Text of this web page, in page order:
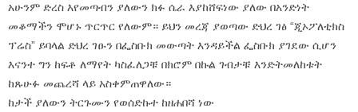
አሁንም ድረስ እየመጣብን ያለውን ክፉ ሴራ እያከሸፍነው ያለው በአንድነት
መቆማችን ሞሆኑ ጥርጥር የለውም። ይህን መረጃ ያወጣው ድህረ ገፅ “ጂኦፖለቲክስ
ፕሬስ” ይባላል ድህረ ገፁን በፌስቡክ መውጣት እንዳይችል ፌስቡክ ያገደው ሲሆን
እናንተ ግን ከፍቶ ለማየት ካስፈለጋቹ በክሮም በኩል ገብታቹ እንድትመለከቱት
ከጹሁፉ መጨረሻ ላይ አስቀምጠዋለው።
ከታች ያለውን ትርጉሙን የወሰድኩተ ከዘሐበሻ ነው